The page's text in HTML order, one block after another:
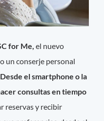
for Me,el nuevo
un conserje personal
Desde el smartphone o la
consultas en tiempo
reservas y recibir